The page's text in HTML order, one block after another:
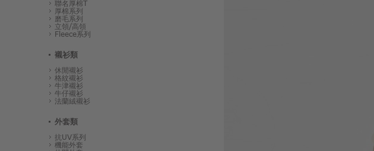
聯名厚棉T
厚棉系列
磨毛系列
立領/高領
Fleece系列
襯衫類
休閒襯衫
格紋襯衫
牛津襯衫
牛仔襯衫
法蘭絨襯衫
外套類
抗UV系列
機能外套